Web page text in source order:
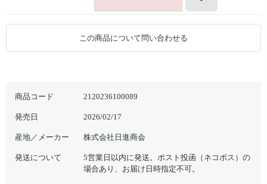
商品コード 2120236100089
発売日 2026/02/17
産地／メーカー 株式会社日進商会
発送について
5営業日以内に発送。ポスト投函（ネコポス）の
場合あり、お届け日時指定不可。
この商品について問い合わせる